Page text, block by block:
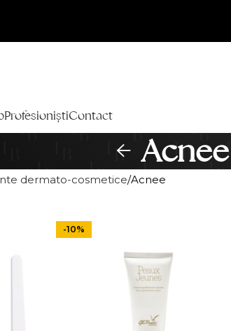
ProfesioniștiContact
Acnee
dermato-cosmetice Acnee
-10%